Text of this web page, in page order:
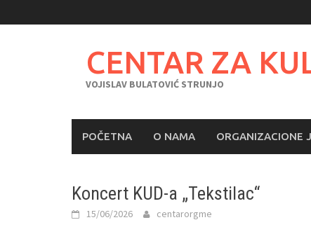
to
CENTAR ZA
VOJISLAV BULATOVIĆ STRUNJO
POČETNA O NAMA ORGANIZACIONE
Koncert KUD-a „Tekstilac“
15/06/2026 centarorgme